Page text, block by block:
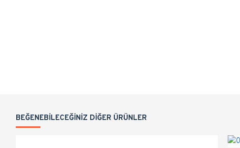
BEĞENEBILECEĞINIZ DIĞER ÜRÜNLER